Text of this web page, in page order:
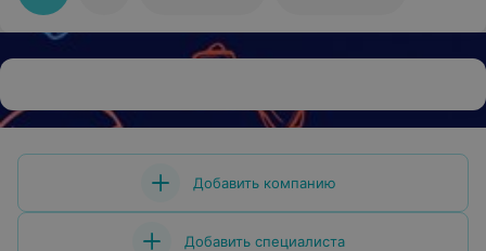
Добавить компанию
Добавить специалиста